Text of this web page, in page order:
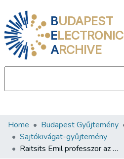
BUDAPEST
ELECTRONIC
ARCHIVE
Communities & Collections
All of DSpace
Home Budapest Gyűjtemény
Sajtókivágat-gyűjtemény
Raitsits Emil professzor az Újság munkatársának elmondja az állatfiatalítási operációk eredményeit